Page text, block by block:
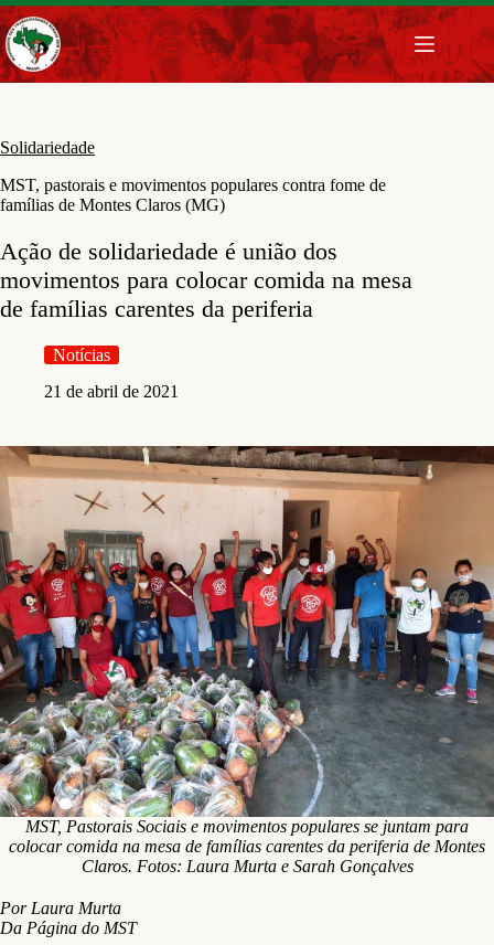
Pular
para
o
conteúdo
Solidariedade
MST, pastorais e movimentos populares contra fome de
famílias de Montes Claros (MG)
Ação de solidariedade é união dos
movimentos para colocar comida na mesa
de famílias carentes da periferia
Notícias
21 de abril de 2021
MST, Pastorais Sociais e movimentos populares se juntam para
colocar comida na mesa de famílias carentes da periferia de Montes
Claros. Fotos: Laura Murta e Sarah Gonçalves
Por Laura Murta
Da Página do MST